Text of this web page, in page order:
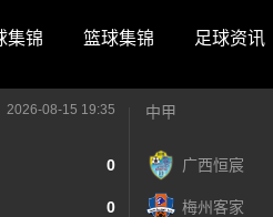
集锦 篮球集锦 足球资讯
2026-08-15 19:35
0
0
中甲
广西恒宸
梅州客家